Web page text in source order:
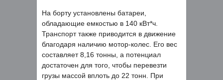
На борту установлены батареи,
обладающие емкостью в 140 кВт*ч.
Транспорт также приводится в движение
благодаря наличию мотор-колес. Его вес
составляет 8,16 тонны, а потенциал
достаточен для того, чтобы перевезти
грузы массой вплоть до 22 тонн. При